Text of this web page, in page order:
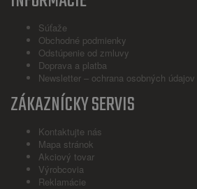
Súťaže
Obchodné podmienky
Odstúpenie od zmluvy
Doprava a platba
Newsletter – ochrana osobných údajov
ZÁKAZNÍCKY SERVIS
Kontaktujte nás
Mapa stránok
Akciový tovar
Výrobcovia
Reklamácie